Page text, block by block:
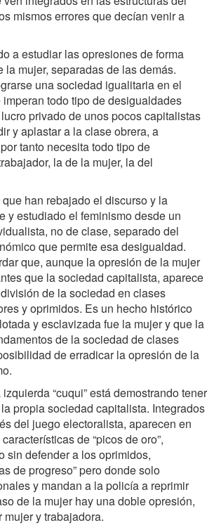
mismos errores que decían venir a
a estudiar las opresiones de forma
la mujer, separadas de las demás.
una sociedad igualitaria en el
todo tipo de desigualdades
privado de unos pocos capitalistas
y aplastar a la clase obrera, a
tanto necesita todo tipo de
la de la mujer, la del
han rebajado el discurso y la
y estudiado el feminismo desde un
no de clase, separado del
que permite esa desigualdad.
que, aunque la opresión de la mujer
que la sociedad capitalista, aparece
de la sociedad en clases
y oprimidos. Es un hecho histórico
y esclavizada fue la mujer y que la
de la sociedad de clases
de erradicar la opresión de la
“cuqui” está demostrando tener
propia sociedad capitalista. Integrados
del juego electoralista, aparecen en
de “picos de oro”,
sin defender a los oprimidos,
de progreso” pero donde solo
y mandan a la policía a reprimir
de la mujer hay una doble opresión,
y trabajadora.